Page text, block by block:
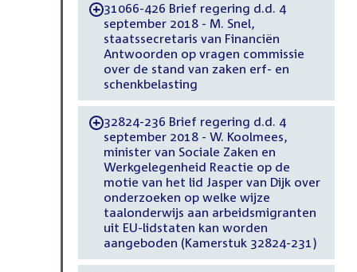
-31066-426 Brief regering d.d. 4
september 2018 - M. Snel,
staatssecretaris van Financiën
Antwoorden op vragen commissie
over de stand van zaken erf- en
schenkbelasting
-32824-236 Brief regering d.d. 4
september 2018 - W. Koolmees,
minister van Sociale Zaken en
Werkgelegenheid Reactie op de
motie van het lid Jasper van Dijk over
onderzoeken op welke wijze
taalonderwijs aan arbeidsmigranten
uit EU-lidstaten kan worden
aangeboden (Kamerstuk 32824-231)